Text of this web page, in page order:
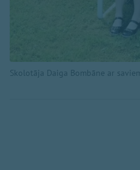
Skolotāja Daiga Bombāne ar